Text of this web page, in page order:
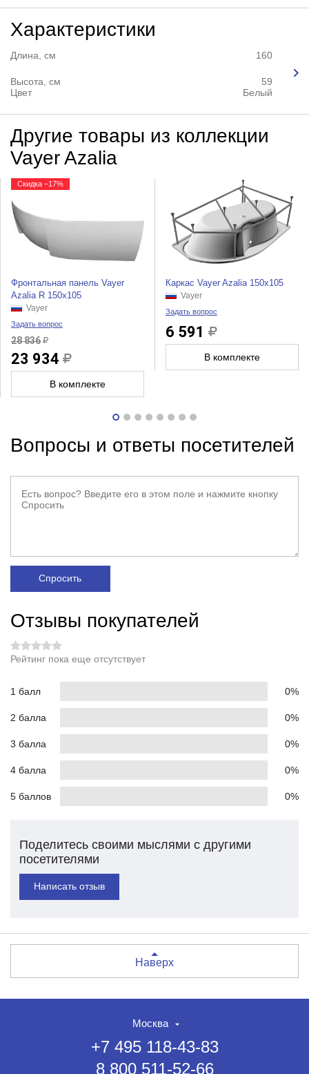
Характеристики
Длина, см 160
Высота, см
59
Цвет
Белый
Другие товары из коллекции
Vayer Azalia
Скидка −17%
Фронтальная панель Vayer
Azalia R 150x105
Vayer
Задать вопрос
28 836
23 934
В комплекте
Каркас Vayer Azalia 150x105
Vayer
Задать вопрос
6 591
В комплекте
Вопросы и ответы посетителей
Спросить
Отзывы покупателей
Рейтинг пока еще отсутствует
1 балл 0%
2 балла 0%
3 балла 0%
4 балла 0%
5 баллов 0%
Поделитесь своими мыслями с другими
посетителями
Написать отзыв
Наверх
Москва
+7 495 118-43-83
8 800 511-52-66